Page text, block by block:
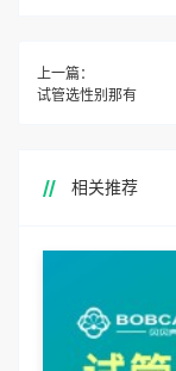
上一篇：
试管选性别那有
相关推荐